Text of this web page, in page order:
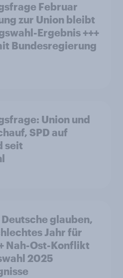
Februar
zur Union bleibt
Ergebnis +++
Bundesregierung
Union und
SPD auf
seit
glauben,
Jahr für
Nah-Ost-Konflikt
2025